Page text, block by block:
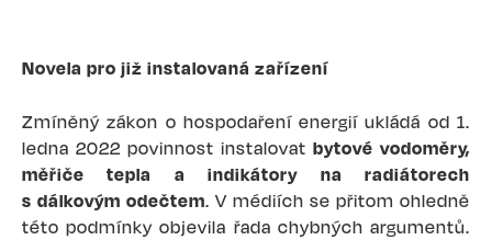
Novela pro již instalovaná zařízení
Zmíněný zákon o hospodaření energií ukládá od 1.
ledna 2022 povinnost instalovat bytové vodoměry,
měřiče tepla a indikátory na radiátorech
s dálkovým odečtem. V médiích se přitom ohledně
této podmínky objevila řada chybných argumentů.